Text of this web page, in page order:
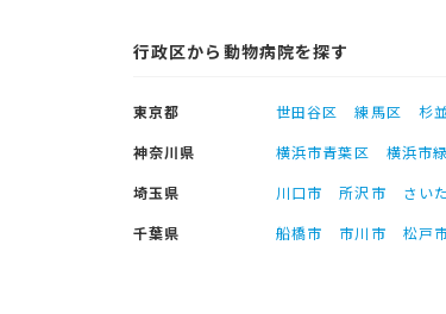
行政区から動物病院を探す
東京都 世田谷区 練馬区 杉
神奈川県
横浜市青葉区 横浜市
埼玉県
川口市 所沢市 さい
千葉県
船橋市 市川市 松戸